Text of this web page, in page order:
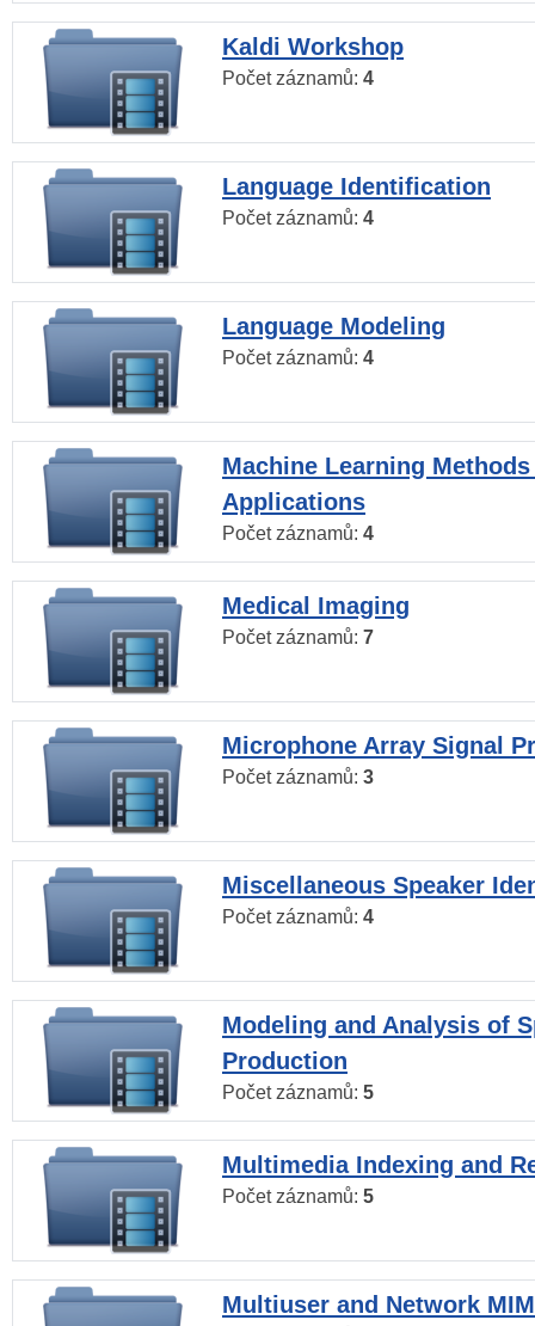
Kaldi Workshop
Počet záznamů: 4
Language Identification
Počet záznamů: 4
Language Modeling
Počet záznamů: 4
Machine Learning
Applications
Počet záznamů: 4
Medical Imaging
Počet záznamů: 7
Microphone Array Signal
Počet záznamů: 3
Miscellaneous Speaker
Počet záznamů: 4
Modeling and Analysis of
Production
Počet záznamů: 5
Multimedia Indexing and
Počet záznamů: 5
Multiuser and Network